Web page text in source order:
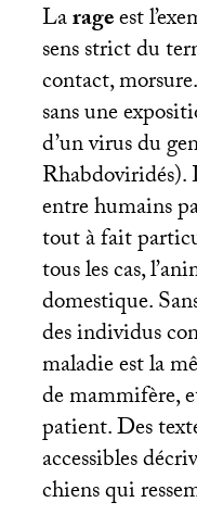
Larageest
sens strict du
contact,
sans une
d’un virus du
Rhabdoviridés).
entre humains
tout à fait
tous les cas,
domestique.
des individus
maladie est la
de mammifère,
patient. Des
accessibles
chiens qui